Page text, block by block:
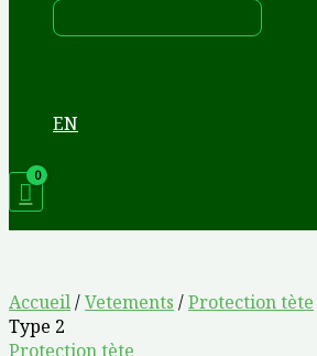
EN
Accueil/Vetements /Protection tète
Type 2
Protection tète